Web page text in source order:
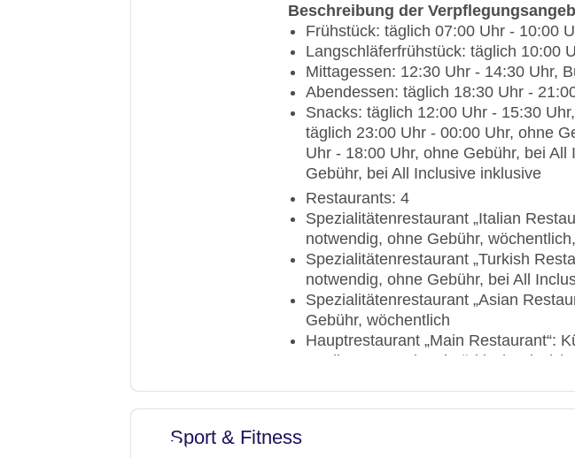
Zahlungsarten: TUI Card / VISA,
Haustiere nicht erlaubt
Parkmöglichkeiten: Parkplatz (nach
Größe des Hotels/Anlage: 13000 qm
Gebäudeanzahl: 2, Etagen: 5, Zimmer:
Landeskategorie: 5 Sterne
Beschreibung der
Frühstück: täglich 07:00 Uhr - 10:00
Langschläferfrühstück: täglich 10:00
Mittagessen: 12:30 Uhr - 14:30 Uhr,
Abendessen: täglich 18:30 Uhr -
Snacks: täglich 12:00 Uhr - 15:30
täglich 23:00 Uhr - 00:00 Uhr, ohne
Uhr - 18:00 Uhr, ohne Gebühr, bei
Gebühr, bei All Inclusive inklusive
Restaurants: 4
Spezialitätenrestaurant „Italian
notwendig, ohne Gebühr,
Spezialitätenrestaurant „Turkish
notwendig, ohne Gebühr, bei All
Spezialitätenrestaurant „Asian
Gebühr, wöchentlich
Hauptrestaurant „Main Restaurant“:
mediterran, regional, türkisch, Fisch/
Sport & Fitness